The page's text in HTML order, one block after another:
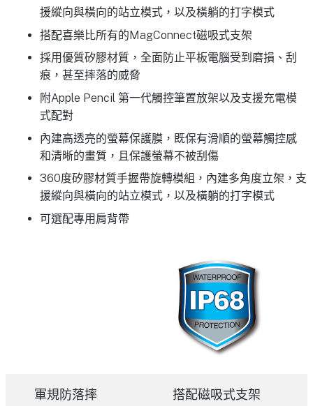
援縱向與橫向的站立模式，以及橫躺的打字模式
搭配喜樂比所有的MagConnect磁吸式支架
採用優質矽膠材質，全面防止平板電腦受到磨損、刮
痕，甚至摔落的威脅
附Apple Pencil 第一代觸控筆置放架以及支援充電模
式配對
內建高透亮的螢幕保護膜，既保有滑順的螢幕觸控感
和清晰的畫質，且保護螢幕不被刮傷
360度矽膠材質手握帶旋轉模組，內建多角度立架，支
援縱向與橫向的站立模式，以及橫躺的打字模式
可選配專用肩背帶
軍規防落摔 搭配磁吸式支架